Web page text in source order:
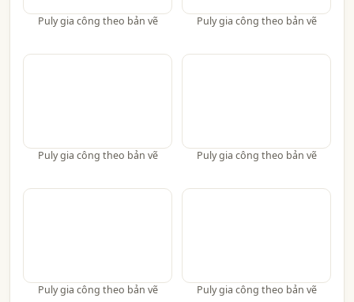
Puly gia công theo bản vẽ Puly gia công theo bản vẽ
Puly gia công theo bản vẽ Puly gia công theo bản vẽ
Puly gia công theo bản vẽ Puly gia công theo bản vẽ